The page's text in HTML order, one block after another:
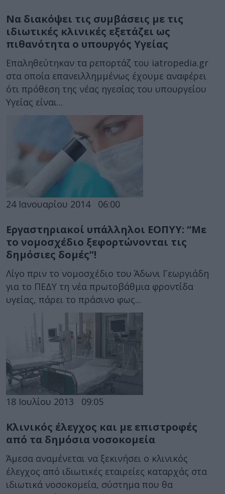
Να διακόψει τις συμβάσεις με τις
ιδιωτικές κλινικές εξετάζει ως
πιθανότητα ο υπουργός Υγείας
Επαληθεύτηκαν τα ρεπορτάζ του iatropedia.gr
στα οποία επανειλλημμένως έχουμε αναφέρει
ότι πρόθεση της νέας ηγεσίας του υπουργείου
Υγείας είναι...
24 Ιανουαρίου 2014 06:00
Εργαστηριακοί υπάλληλοι ΕΟΠΥΥ: “Με
το νομοσχέδιο ξεφορτώνονται τις
δημόσιες δομές”!
Λίγο πριν το νομοσχέδιο του Άδωνι Γεωργιάδη
για το ΠΕΔΥ τη νέα πρωτοβάθμια φροντίδα
υγείας, πάρει το πράσινο φως...
18 Ιουλίου 2013 09:05
Κλινικός έλεγχος και με επιστροφές
από τα δημόσια νοσοκομεία
Άμεσα αναμένεται να ξεκινήσει ο κλινικός
έλεγχος από ιδιωτικές εταιρείες καταρχάς στα
ιδιωτικά νοσοκομεία, σύστημα που θα